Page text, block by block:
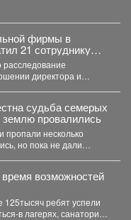
фирмы в
21 сотруднику
директора и
судьба семерых
землю провалились
пропали несколько
но пока не дали
возможностей
125тысяч ребят успели
в лагерях, санаториях